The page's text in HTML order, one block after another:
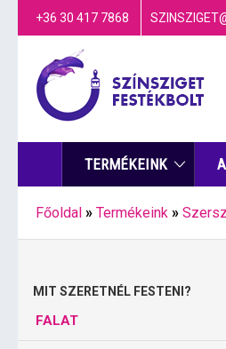
+36 30 417 7868
TERMÉKEINK
Főoldal » Termékeink »
MIT SZERETNÉL FESTENI?
FALAT